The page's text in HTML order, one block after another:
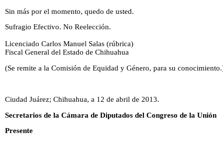
Sin más por el momento, quedo de usted.
Sufragio Efectivo. No Reelección.
Licenciado Carlos Manuel Salas (rúbrica)
Fiscal General del Estado de Chihuahua
(Se remite a la Comisión de Equidad y Género, para su
Ciudad Juárez; Chihuahua, a 12 de abril de 2013.
Secretarios de la Cámara de Diputados del Congreso de la Unión
Presente